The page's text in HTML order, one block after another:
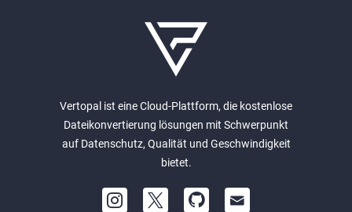
Vertopal ist eine Cloud-Plattform, die kostenlose
Dateikonvertierung lösungen mit Schwerpunkt
auf Datenschutz, Qualität und Geschwindigkeit
bietet.